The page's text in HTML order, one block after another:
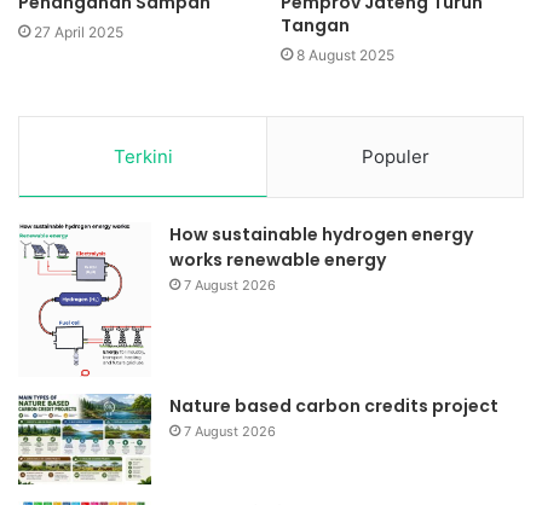
27 April 2025
Tangan
8 August 2025
Terkini Populer
How sustainable hydrogen energy
works renewable energy
7 August 2026
Nature based carbon credits project
7 August 2026